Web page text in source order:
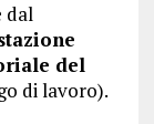
dal
del
di lavoro).